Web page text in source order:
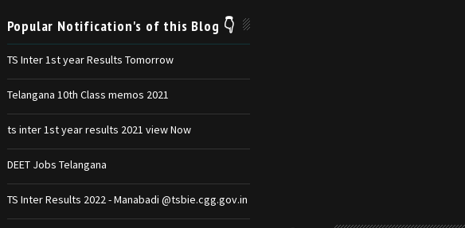
Popular Notification's of this Blog 👇
TS Inter 1st year Results Tomorrow
Telangana 10th Class memos 2021
ts inter 1st year results 2021 view Now
DEET Jobs Telangana
TS Inter Results 2022 - Manabadi @tsbie.cgg.gov.in